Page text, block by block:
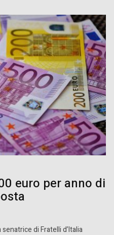
euro per anno di
di Fratelli d’Italia